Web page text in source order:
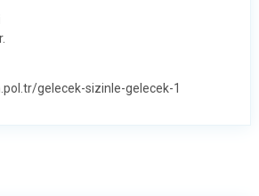
gelecek-sizinle-gelecek-1